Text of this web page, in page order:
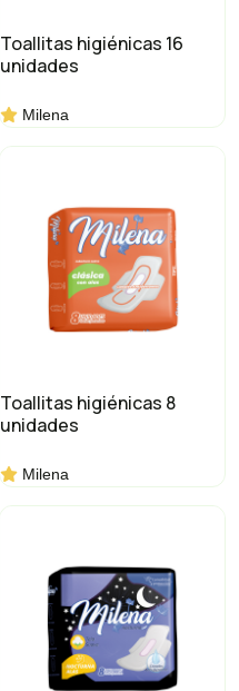
Toallitas higiénicas 16
unidades
Milena
Toallitas higiénicas 8
unidades
Milena